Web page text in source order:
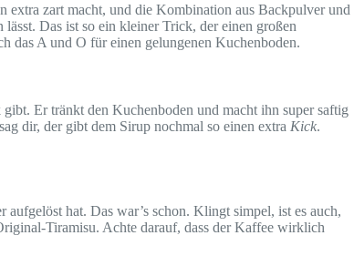
extra zart macht, und die Kombination aus Backpulver und
Das ist so ein kleiner Trick, der einen großen
das A und O für einen gelungenen Kuchenboden.
gibt. Er tränkt den Kuchenboden und macht ihn super saftig
dir, der gibt dem Sirup nochmal so einen extra Kick.
hat. Das war’s schon. Klingt simpel, ist es auch,
Tiramisu. Achte darauf, dass der Kaffee wirklich